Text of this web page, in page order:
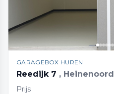
GARAGEBOX HUREN
Reedijk 7 , Heinenoord
Prijs